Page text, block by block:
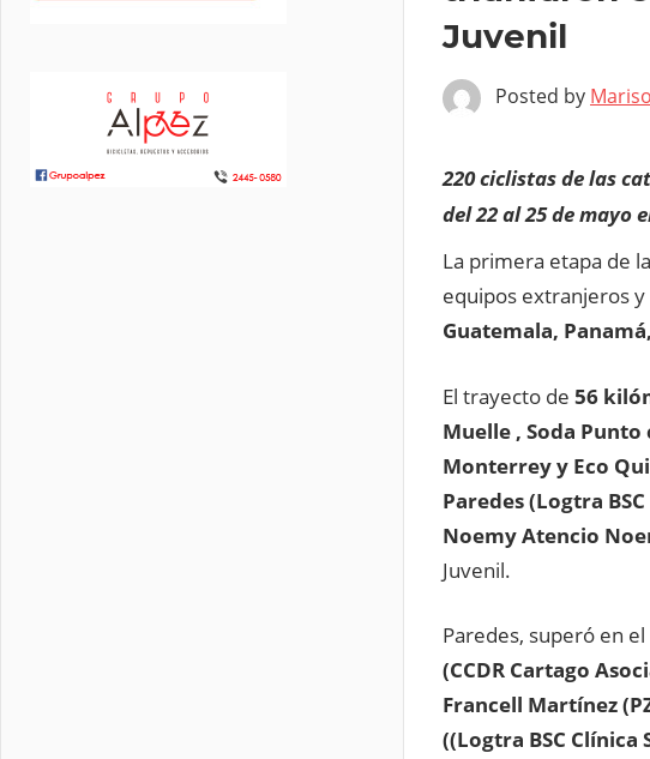
Juvenil
Posted by
220 ciclistas de las
del 22 al 25 de mayo
La primera etapa de la
equipos extranjeros
Guatemala,
El trayecto de 56
Muelle , Soda
Monterrey y Eco
Paredes (Logtra
Noemy Atencio
Juvenil.
Paredes, superó en
(CCDR Cartago
Francell Martínez
((Logtra BSC Clínica